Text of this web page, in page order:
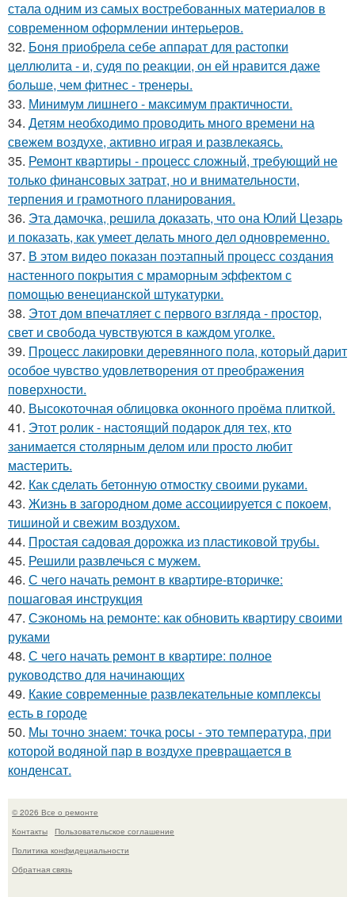
стала одним из самых востребованных материалов в
современном оформлении интерьеров.
32. Боня приобрела себе аппарат для растопки
целлюлита - и, судя по реакции, он ей нравится даже
больше, чем фитнес - тренеры.
33. Минимум лишнего - максимум практичности.
34. Детям необходимо проводить много времени на
свежем воздухе, активно играя и развлекаясь.
35. Ремонт квартиры - процесс сложный, требующий не
только финансовых затрат, но и внимательности,
терпения и грамотного планирования.
36. Эта дамочка, решила доказать, что она Юлий Цезарь
и показать, как умеет делать много дел одновременно.
37. В этом видео показан поэтапный процесс создания
настенного покрытия с мраморным эффектом с
помощью венецианской штукатурки.
38. Этот дом впечатляет с первого взгляда - простор,
свет и свобода чувствуются в каждом уголке.
39. Процесс лакировки деревянного пола, который дарит
особое чувство удовлетворения от преображения
поверхности.
40. Высокоточная облицовка оконного проёма плиткой.
41. Этот ролик - настоящий подарок для тех, кто
занимается столярным делом или просто любит
мастерить.
42. Как сделать бетонную отмостку своими руками.
43. Жизнь в загородном доме ассоциируется с покоем,
тишиной и свежим воздухом.
44. Простая садовая дорожка из пластиковой трубы.
45. Решили развлечься с мужем.
46. С чего начать ремонт в квартире-вторичке:
пошаговая инструкция
47. Сэкономь на ремонте: как обновить квартиру своими
руками
48. С чего начать ремонт в квартире: полное
руководство для начинающих
49. Какие современные развлекательные комплексы
есть в городе
50. Мы точно знаем: точка росы - это температура, при
которой водяной пар в воздухе превращается в
конденсат.
© 2026 Все о ремонте
Контакты
Пользовательское соглашение
Политика конфидециальности
Обратная связь